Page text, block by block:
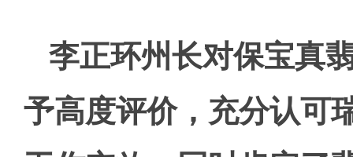
李正环州长对保宝真
予高度评价，充分认可